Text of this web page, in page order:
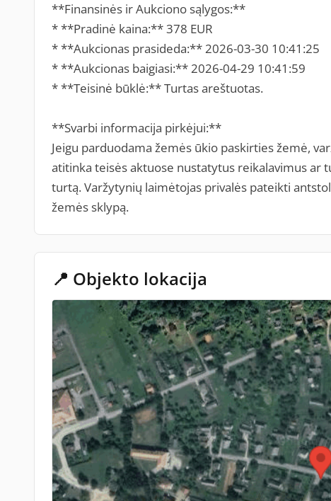
**Finansinės ir Aukciono sąlygos:**
* **Pradinė kaina:** 378 EUR
* **Aukcionas prasideda:** 2026-03-30 10:41:25
* **Aukcionas baigiasi:** 2026-04-29 10:41:59
* **Teisinė būklė:** Turtas areštuotas.
**Svarbi informacija pirkėjui:**
Jeigu parduodama žemės ūkio paskirties žemė,
atitinka teisės aktuose nustatytus reikalavimus
turtą. Varžytynių laimėtojas privalės pateikti
žemės sklypą.
📍 Objekto lokacija